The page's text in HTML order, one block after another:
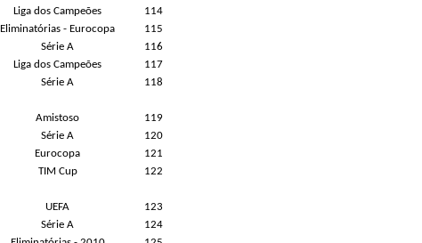
Liga dos Campeões
Eliminatórias - Eurocopa
Série A
Liga dos Campeões
Série A
Amistoso
Série A
Eurocopa
TIM Cup
UEFA
Série A
114
115
116
117
118
119
120
121
122
123
124